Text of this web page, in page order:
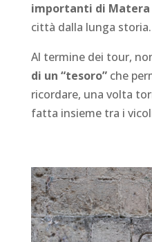
importanti di Matera
città dalla lunga storia.
Al termine dei tour,
di un “tesoro”che
ricordare, una volta
fatta insieme tra i